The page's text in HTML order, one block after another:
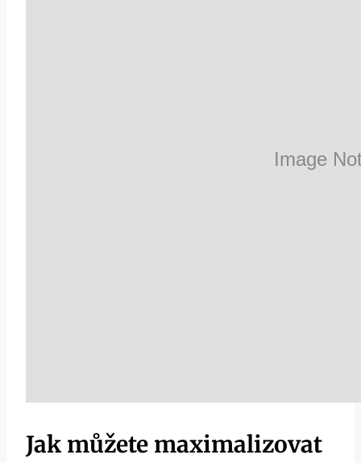
Jak můžete maximalizovat